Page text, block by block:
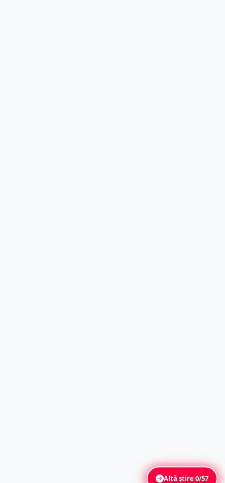
Altă știre0/57